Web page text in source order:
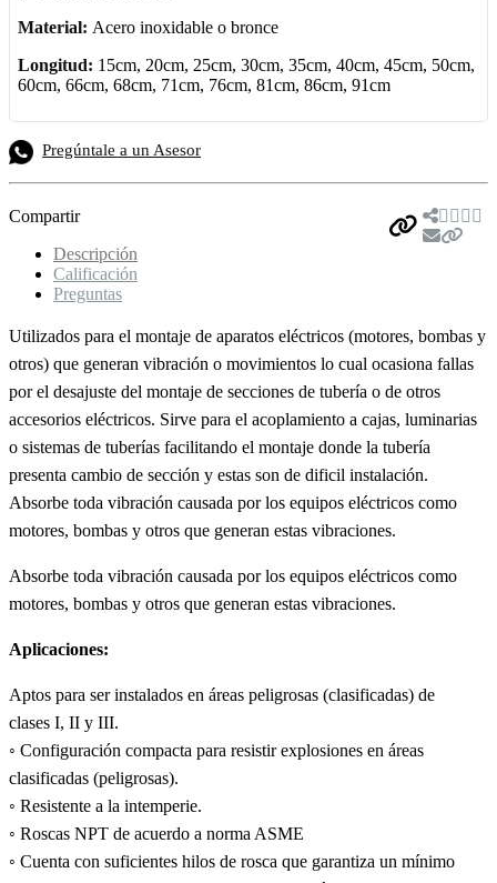
Material: Acero inoxidable o bronce
Longitud: 15cm, 20cm, 25cm, 30cm, 35cm, 40cm, 45cm, 50cm,
60cm, 66cm, 68cm, 71cm, 76cm, 81cm, 86cm, 91cm
Pregúntale a un Asesor
Compartir
Descripción
Calificación
Preguntas
Utilizados para el montaje de aparatos eléctricos (motores, bombas y
otros) que generan vibración o movimientos lo cual ocasiona fallas
por el desajuste del montaje de secciones de tubería o de otros
accesorios eléctricos. Sirve para el acoplamiento a cajas, luminarias
o sistemas de tuberías facilitando el montaje donde la tubería
presenta cambio de sección y estas son de dificil instalación.
Absorbe toda vibración causada por los equipos eléctricos como
motores, bombas y otros que generan estas vibraciones.
Absorbe toda vibración causada por los equipos eléctricos como
motores, bombas y otros que generan estas vibraciones.
Aplicaciones:
Aptos para ser instalados en áreas peligrosas (clasificadas) de
clases I, II y III.
◦ Configuración compacta para resistir explosiones en áreas
clasificadas (peligrosas).
◦ Resistente a la intemperie.
◦ Roscas NPT de acuerdo a norma ASME
◦ Cuenta con suficientes hilos de rosca que garantiza un mínimo